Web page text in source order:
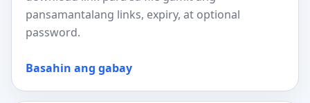
pansamantalang links, expiry, at optional
password.
Basahin ang gabay